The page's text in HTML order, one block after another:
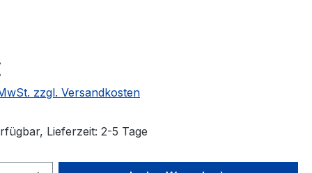
zzgl. Versandkosten
Lieferzeit: 2-5 Tage